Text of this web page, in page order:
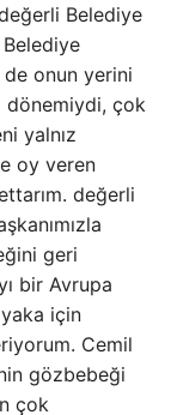
Belediye
Belediye
de onun yerini
dönemiydi, çok
yalnız
oy veren
değerli
geri
bir Avrupa
için
Cemil
gözbebeği
çok